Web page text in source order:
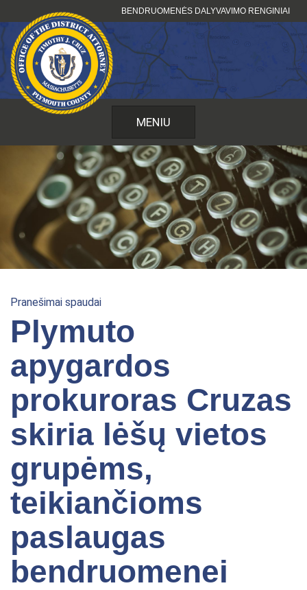
prie
turinio
BENDRUOMENĖS DALYVAVIMO RENGINIAI
MENIU
Pranešimai spaudai
Plymuto
apygardos
prokuroras Cruzas
skiria lėšų vietos
grupėms,
teikiančioms
paslaugas
bendruomenei